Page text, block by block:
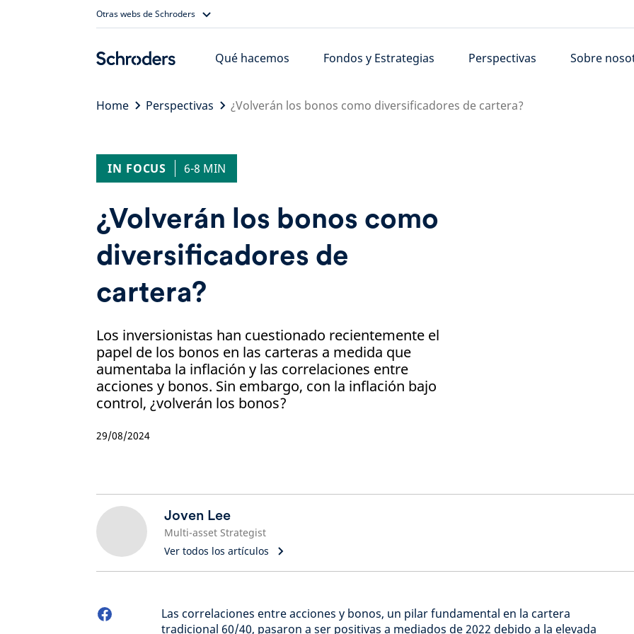
Otras webs de Schroders
Qué hacemos Fondos y Estrategias Perspectivas Sobre
Home Perspectivas ¿Volverán los bonos como diversificadores de cartera?
IN FOCUS 6-8 MIN
¿Volverán los bonos como
diversificadores de
cartera?
Los inversionistas han cuestionado recientemente el
papel de los bonos en las carteras a medida que
aumentaba la inflación y las correlaciones entre
acciones y bonos. Sin embargo, con la inflación bajo
control, ¿volverán los bonos?
29/08/2024
Joven Lee
Multi-asset Strategist
Ver todos los artículos
Las correlaciones entre acciones y bonos, un pilar fundamental en la cartera
tradicional 60/40, pasaron a ser positivas a mediados de 2022 debido a la elevada